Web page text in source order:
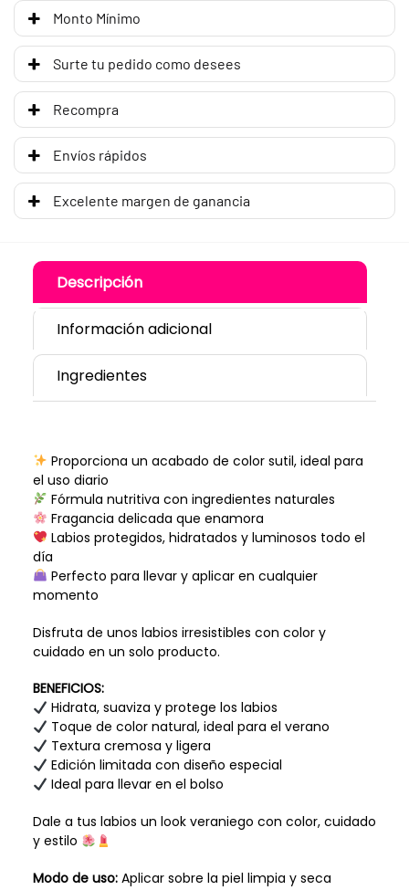
Monto Mínimo
Surte tu pedido como desees
Recompra
Envíos rápidos
Excelente margen de ganancia
Descripción
Información adicional
Ingredientes
Proporciona un acabado de color sutil, ideal para
el uso diario
Fórmula nutritiva con ingredientes naturales
Fragancia delicada que enamora
Labios protegidos, hidratados y luminosos todo el
día
Perfecto para llevar y aplicar en cualquier
momento
Disfruta de unos labios irresistibles con color y
cuidado en un solo producto.
BENEFICIOS:
Hidrata, suaviza y protege los labios
Toque de color natural, ideal para el verano
Textura cremosa y ligera
Edición limitada con diseño especial
Ideal para llevar en el bolso
Dale a tus labios un look veraniego con color, cuidado
y estilo
Modo de uso:Aplicar sobre la piel limpia y seca